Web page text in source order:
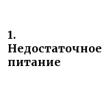
1.
Недостаточное
питание